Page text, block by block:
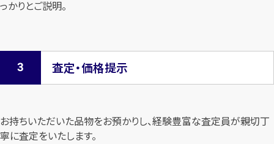
っかりとご説明。
査定・価格提示
お持ちいただいた品物をお預かりし、経験豊富な査定員が親切丁
寧に査定をいたします。